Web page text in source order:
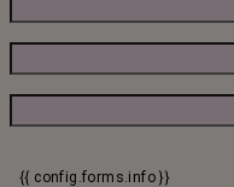
{{ config.forms.info }}